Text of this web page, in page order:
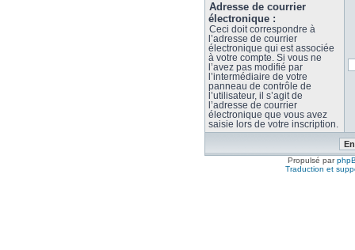
Adresse de courrier
électronique :
Ceci doit correspondre à
l’adresse de courrier
électronique qui est associée
à votre compte. Si vous ne
l’avez pas modifié par
l’intermédiaire de votre
panneau de contrôle de
l’utilisateur, il s’agit de
l’adresse de courrier
électronique que vous avez
saisie lors de votre inscription.
Propulsé par
Traduction et